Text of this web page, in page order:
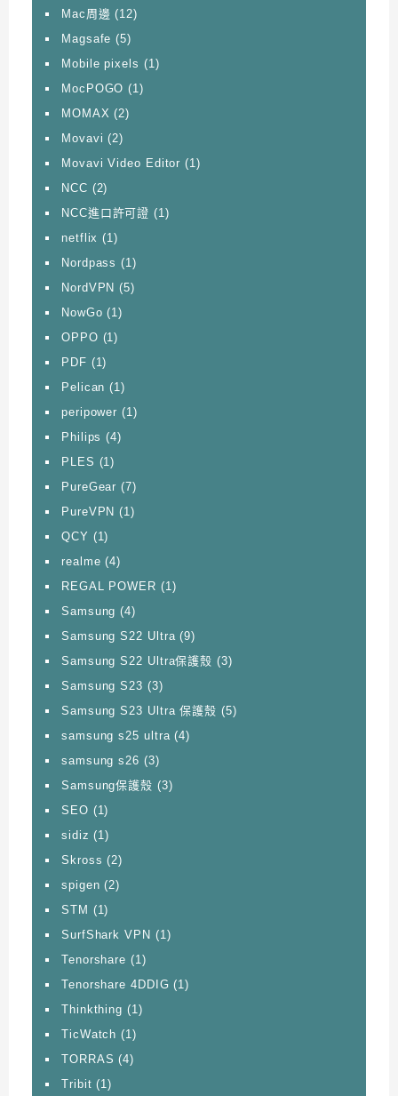
Mac周邊 (12)
Magsafe (5)
Mobile pixels (1)
MocPOGO (1)
MOMAX (2)
Movavi (2)
Movavi Video Editor (1)
NCC (2)
NCC進口許可證 (1)
netflix (1)
Nordpass (1)
NordVPN (5)
NowGo (1)
OPPO (1)
PDF (1)
Pelican (1)
peripower (1)
Philips (4)
PLES (1)
PureGear (7)
PureVPN (1)
QCY (1)
realme (4)
REGAL POWER (1)
Samsung (4)
Samsung S22 Ultra(9)
Samsung S22 Ultra保護殼 (3)
Samsung S23 (3)
Samsung S23 Ultra 保護殼 (5)
samsung s25 ultra(4)
samsung s26 (3)
Samsung保護殼 (3)
SEO (1)
sidiz (1)
Skross (2)
spigen (2)
STM (1)
SurfShark VPN (1)
Tenorshare (1)
Tenorshare 4DDIG (1)
Thinkthing (1)
TicWatch (1)
TORRAS (4)
Tribit (1)